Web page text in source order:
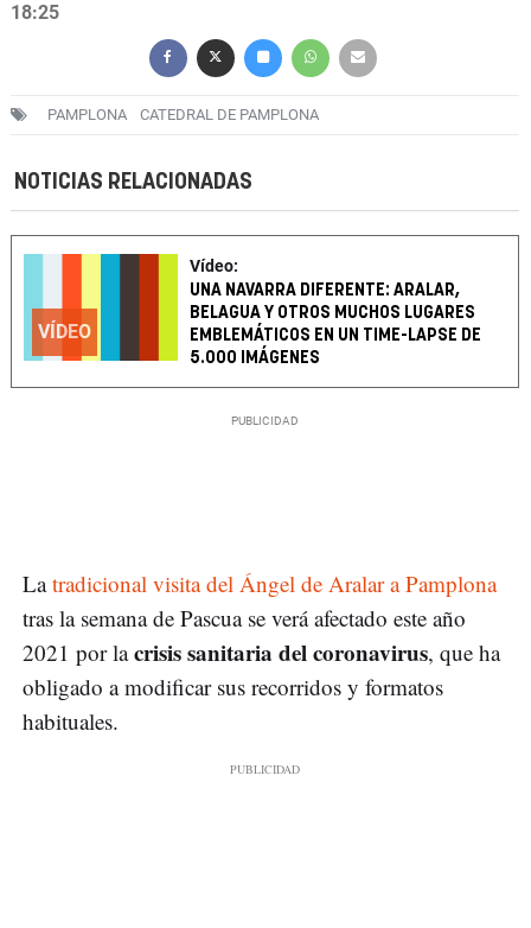
18:25
PAMPLONA CATEDRAL DE PAMPLONA
NOTICIAS RELACIONADAS
VÍDEO
Vídeo:
UNA NAVARRA DIFERENTE: ARALAR,
BELAGUA Y OTROS MUCHOS LUGARES
EMBLEMÁTICOS EN UN TIME-LAPSE DE
5.000 IMÁGENES
Latradicional visita del Ángel de Aralar a Pamplona
tras la semana de Pascua se verá afectado este año
2021 por lacrisis sanitaria del coronavirus, que ha
obligado a modificar sus recorridos y formatos
habituales.